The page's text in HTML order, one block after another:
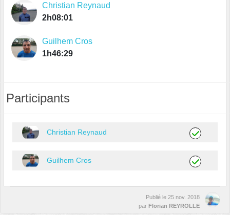
Christian Reynaud
2h08:01
Guilhem Cros
1h46:29
Participants
Christian Reynaud
Guilhem Cros
Publié le 25 nov. 2018
par Florian REYROLLE